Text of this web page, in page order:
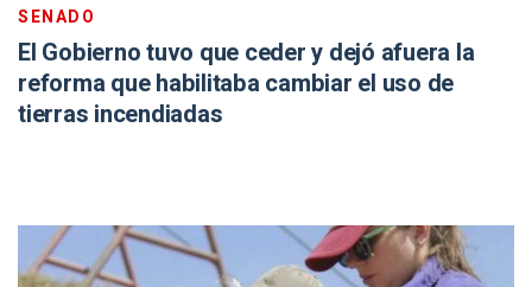
SENADO
El Gobierno tuvo que ceder y dejó afuera la
reforma que habilitaba cambiar el uso de
tierras incendiadas